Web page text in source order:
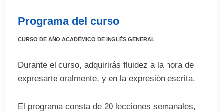
Programa del curso
CURSO DE AÑO ACADÉMICO DE INGLÉS GENERAL
Durante el curso, adquirirás fluidez a la hora de
expresarte oralmente, y en la expresión escrita.
El programa consta de 20 lecciones semanales,